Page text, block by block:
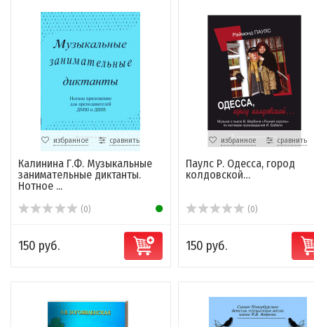
избранное сравнить
Калинина Г.Ф. Музыкальные
занимательные диктанты.
Нотное ...
(0)
150 руб.
избранное сравнить
Паулс Р. Одесса, город
колдовской…
(0)
150 руб.